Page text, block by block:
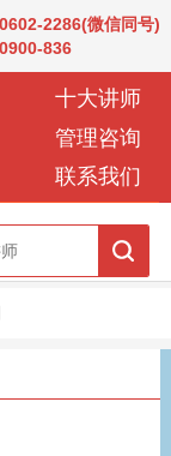
2286(微信同号)
836
十大讲师
管理咨询
联系我们